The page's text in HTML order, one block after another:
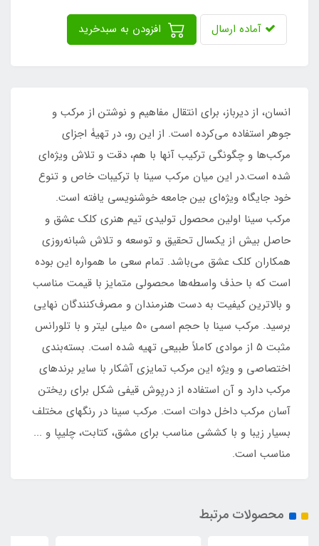
آماده ارسال
انسان، از دیرباز، برای انتقال مفاهیم و نوشتن از مرکب و
جوهر استفاده می‌کرده است. از این رو، در تهیۀ اجزای
مرکب‌ها و چگونگی ترکیب آنها با هم، دقت و تلاش ویژه‌ای
شده است.در این میان مرکب سینا با ترکیبات خاص و تنوع
خود جایگاه ویژه‌ای بین جامعه خوشنویسی یافته است.
مرکب سینا اولین محصول تولیدی تیم هنری کلک عشق و
حاصل بیش از یکسال تحقیق و توسعه و تلاش شبانه‌روزی
همکاران کلک عشق می‌باشد. تمام سعی ما همواره این بوده
است که با حذف واسطه‌ها محصولی متمایز با قیمت مناسب
و بالاترین کیفیت به دست هنرمندان و مصرف‌کنندگان نهایی
برسید. مرکب سینا با حجم اسمی 50 میلی لیتر و با تلورانس
مثبت ۵ از موادی کاملاً طبیعی تهیه شده است. بسته‌بندی
اختصاصی و ویژه این مرکب تمایزی آشکار با سایر برندهای
مرکب دارد و آن استفاده از درپوش قیفی شکل برای ریختن
آسان مرکب داخل دوات است. مرکب سینا در رنگهای مختلف
بسیار زیبا و با کششی مناسب برای مشق، کتابت، چلیپا و ...
مناسب است.
محصولات مرتبط